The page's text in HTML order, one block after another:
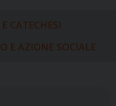
CATECHESI
E AZIONE SOCIALE